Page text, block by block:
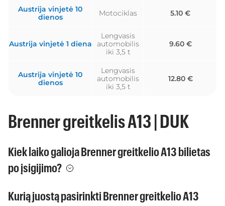
Austrija vinjetė 10
dienos
Motociklas 5.10 €
Austrija vinjetė 1 diena
Lengvasis
automobilis
iki 3,5 t
9.60 €
Austrija vinjetė 10
dienos
Lengvasis
automobilis
iki 3,5 t
12.80 €
Brenner greitkelis A13 | DUK
Kiek laiko galioja Brenner greitkelio A13 bilietas
po įsigijimo?
Kurią juostą pasirinkti Brenner greitkelio A13